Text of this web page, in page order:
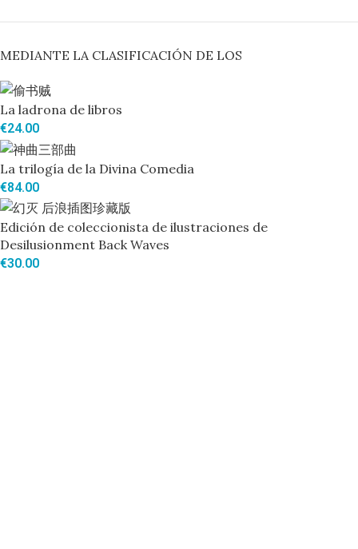
MEDIANTE LA CLASIFICACIÓN DE LOS
La ladrona de libros
€24.00
La trilogía de la Divina Comedia
€84.00
Edición de coleccionista de ilustraciones de
Desilusionment Back Waves
€30.00